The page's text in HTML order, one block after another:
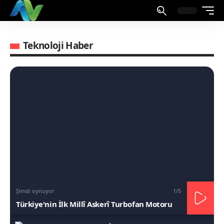
Teknoloji Haber
Şimdi oynuyor 1/5
Türkiye'nin İlk Millî Askerî Turbofan Motoru